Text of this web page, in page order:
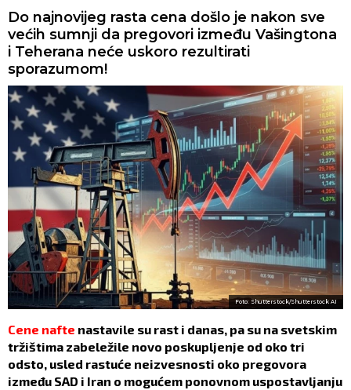
Do najnovijeg rasta cena došlo je nakon sve
većih sumnji da pregovori između Vašingtona
i Teherana neće uskoro rezultirati
sporazumom!
Foto: Shutterstock/Shutterstock AI
Cene nafte nastavile su rast i danas, pa su na svetskim
tržištima zabeležile novo poskupljenje od oko tri
odsto, usled rastuće neizvesnosti oko pregovora
između SAD i Iran o mogućem ponovnom uspostavljanju